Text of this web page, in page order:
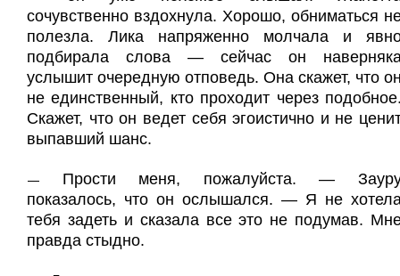
сочувственно вздохнула. Хорошо, обниматься
полезла. Лика напряженно молчала и
подбирала слова — сейчас он
услышит очередную отповедь. Она скажет, что
не единственный, кто проходит через
Скажет, что он ведет себя эгоистично и не
выпавший шанс.
— Прости меня, пожалуйста. —
показалось, что он ослышался. — Я не
тебя задеть и сказала все это не подумав.
правда стыдно.